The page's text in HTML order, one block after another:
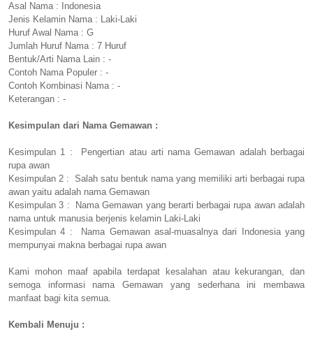
Asal Nama : Indonesia
Jenis Kelamin Nama : Laki-Laki
Huruf Awal Nama : G
Jumlah Huruf Nama : 7 Huruf
Bentuk/Arti Nama Lain : -
Contoh Nama Populer : -
Contoh Kombinasi Nama : -
Keterangan : -
Kesimpulan dari Nama Gemawan :
Kesimpulan 1 : Pengertian atau arti nama Gemawan adalah berbagai
rupa awan
Kesimpulan 2 : Salah satu bentuk nama yang memiliki arti berbagai rupa
awan yaitu adalah nama Gemawan
Kesimpulan 3 : Nama Gemawan yang berarti berbagai rupa awan adalah
nama untuk manusia berjenis kelamin Laki-Laki
Kesimpulan 4 : Nama Gemawan asal-muasalnya dari Indonesia yang
mempunyai makna berbagai rupa awan
Kami mohon maaf apabila terdapat kesalahan atau kekurangan, dan
semoga informasi nama Gemawan yang sederhana ini membawa
manfaat bagi kita semua.
Kembali Menuju :